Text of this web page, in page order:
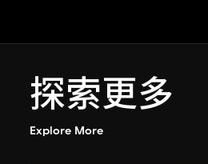
探索更多
Explore More